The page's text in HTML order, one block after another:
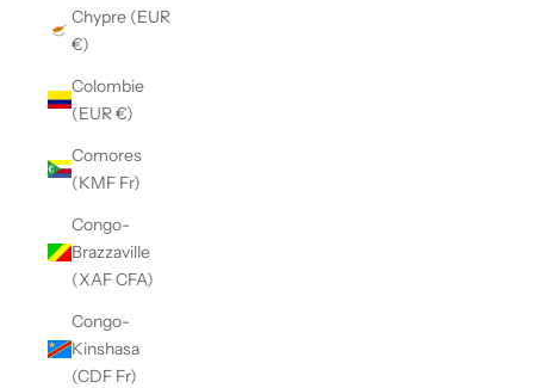
Chypre (EUR
€)
Colombie
(EUR €)
Comores
(KMF Fr)
Congo-
Brazzaville
(XAF CFA)
Congo-
Kinshasa
(CDF Fr)